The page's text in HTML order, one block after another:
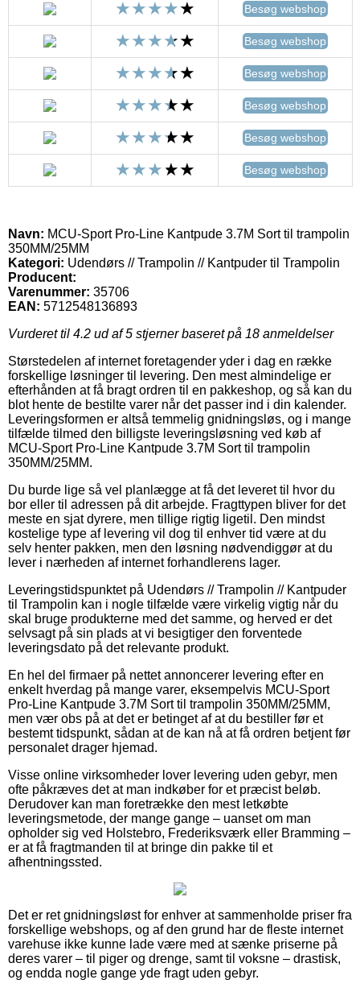
Besøg webshop
Besøg webshop
Besøg webshop
Besøg webshop
Besøg webshop
Besøg webshop
Navn: MCU-Sport Pro-Line Kantpude 3.7M Sort til trampolin
350MM/25MM
Kategori: Udendørs // Trampolin // Kantpuder til Trampolin
Producent:
Varenummer: 35706
EAN: 5712548136893
Vurderet til 4.2 ud af 5 stjerner baseret på 18 anmeldelser
Størstedelen af internet foretagender yder i dag en række
forskellige løsninger til levering. Den mest almindelige er
efterhånden at få bragt ordren til en pakkeshop, og så kan du
blot hente de bestilte varer når det passer ind i din kalender.
Leveringsformen er altså temmelig gnidningsløs, og i mange
tilfælde tilmed den billigste leveringsløsning ved køb af
MCU-Sport Pro-Line Kantpude 3.7M Sort til trampolin
350MM/25MM.
Du burde lige så vel planlægge at få det leveret til hvor du
bor eller til adressen på dit arbejde. Fragttypen bliver for det
meste en sjat dyrere, men tillige rigtig ligetil. Den mindst
kostelige type af levering vil dog til enhver tid være at du
selv henter pakken, men den løsning nødvendiggør at du
lever i nærheden af internet forhandlerens lager.
Leveringstidspunktet på Udendørs // Trampolin // Kantpuder
til Trampolin kan i nogle tilfælde være virkelig vigtig når du
skal bruge produkterne med det samme, og herved er det
selvsagt på sin plads at vi besigtiger den forventede
leveringsdato på det relevante produkt.
En hel del firmaer på nettet annoncerer levering efter en
enkelt hverdag på mange varer, eksempelvis MCU-Sport
Pro-Line Kantpude 3.7M Sort til trampolin 350MM/25MM,
men vær obs på at det er betinget af at du bestiller før et
bestemt tidspunkt, sådan at de kan nå at få ordren betjent før
personalet drager hjemad.
Visse online virksomheder lover levering uden gebyr, men
ofte påkræves det at man indkøber for et præcist beløb.
Derudover kan man foretrække den mest letkøbte
leveringsmetode, der mange gange – uanset om man
opholder sig ved Holstebro, Frederiksværk eller Bramming –
er at få fragtmanden til at bringe din pakke til et
afhentningssted.
Det er ret gnidningsløst for enhver at sammenholde priser fra
forskellige webshops, og af den grund har de fleste internet
varehuse ikke kunne lade være med at sænke priserne på
deres varer – til piger og drenge, samt til voksne – drastisk,
og endda nogle gange yde fragt uden gebyr.